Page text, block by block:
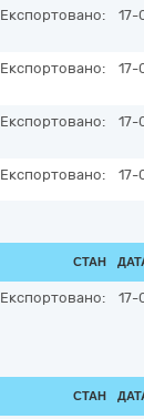
Експортовано: 17-
Експортовано: 17-
Експортовано: 17-
Експортовано: 17-
СТАН
Експортовано: 17-
СТАН